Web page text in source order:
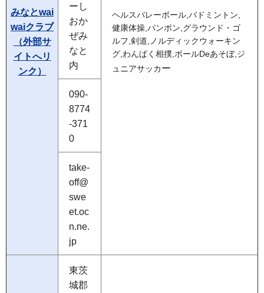
みなとwai
waiクラブ
（外部サ
イトへリ
ンク）
ーし
おか
ぜみ
なと
内
ヘルスバレーボール,バドミントン,
健康体操,パンポン,グラウンド・ゴ
ルフ,剣道,ノルディックウォーキン
グ,わんぱく相撲,ボールDeあそぼ,ジ
ュニアサッカ ー
090-
8774
-371
0
take-
off@
swe
et.oc
n.ne.
jp
東茨
城郡